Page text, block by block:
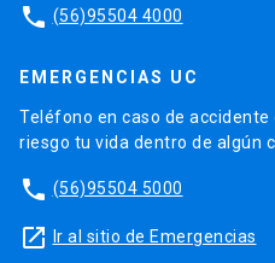
phone (56)95504 4000
EMERGENCIAS UC
Teléfono en caso de
riesgo tu vida dentro de algún
phone (56)95504 5000
launch Ir al sitio de Emergencias